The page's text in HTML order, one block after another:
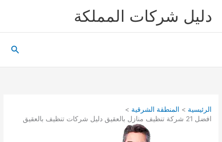
دليل شركات المملكة
الرئيسية
المنطقة الشرقية
افضل 21 شركة تنظيف منازل بالعقيق دليل شركات تنظيف بالعقيق